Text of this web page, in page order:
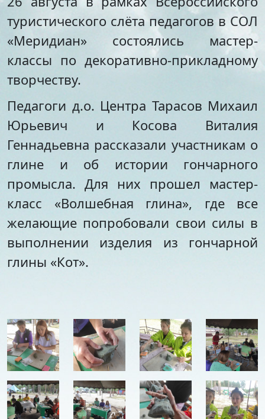
Футбол
Морское многоборье
Тхэквондо
Художественная
Фитнес-аэробика
Киокусинкай
Дзюдо
Настольный теннис
Шахматы
Фитбол
Технический
Мотоспорт
Новостная студия
Стипендии и меры
поддержки обучающихся
Международное
сотрудничество
Организация питания в
Документы по АХЧ
Педагогический салон
Виртуальная экскурсия
туристического слёта педагогов в СОЛ
«Меридиан» состоялись мастер-
классы по декоративно-прикладному
творчеству.
Педагоги д.о. Центра Тарасов Михаил
Юрьевич и Косова Виталия
Геннадьевна рассказали участникам о
глине и об истории гончарного
промысла. Для них прошел мастер-
класс «Волшебная глина», где все
желающие попробовали свои силы в
выполнении изделия из гончарной
глины «Кот».